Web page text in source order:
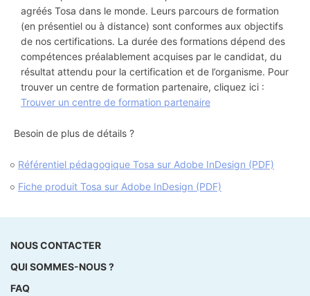
agréés Tosa dans le monde. Leurs parcours de formation
(en présentiel ou à distance) sont conformes aux objectifs
de nos certifications. La durée des formations dépend des
compétences préalablement acquises par le candidat, du
résultat attendu pour la certification et de l’organisme. Pour
trouver un centre de formation partenaire, cliquez ici :
Trouver un centre de formation partenaire
Besoin de plus de détails ?
Référentiel pédagogique Tosa sur Adobe InDesign (PDF)
Fiche produit Tosa sur Adobe InDesign (PDF)
NOUS CONTACTER
QUI SOMMES-NOUS ?
FAQ